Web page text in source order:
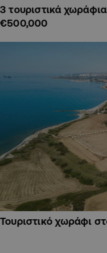
3 τουριστικά
€500,000
Τουριστικό χωράφι